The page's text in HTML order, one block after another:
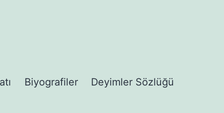
Biyografiler Deyimler Sözlüğü